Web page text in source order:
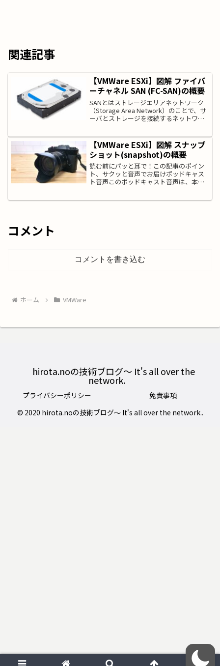
関連記事
【VMWare ESXi】図解 ファイバ
ーチャネル SAN (FC-SAN)の概要
SANとはストレージエリアネットワーク
（Storage Area Network）のことで、サ
ーバとストレージを接続するネットワー
ーブルで、ファイバーチャネ...
【VMWare ESXi】図解 スナップ
ショット(snapshot)の概要
読む前にパッと耳で！この記事のポイン
ト、サクッと音声でお届けポッドキャス
ト音声このポッドキャスト音声は、本記
コメント
コメントを書き込む
ホーム VMWare
hirota.noの技術ブログ〜 It's all over the
network.
プライバシーポリシー
免責事項
© 2020 hirota.noの技術ブログ〜 It's all over the network..